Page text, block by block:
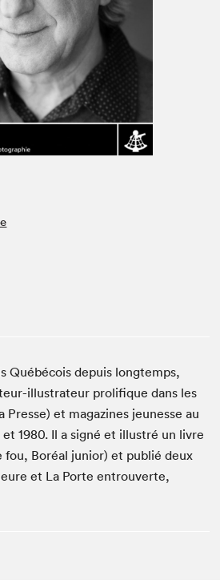
Québécois depuis longtemps,
illustrateur prolifique dans les
Presse) et magazines jeunesse au
et 1980. Il a signé et illustré un livre
fou, Boréal junior) et publié deux
et La Porte entrouverte,